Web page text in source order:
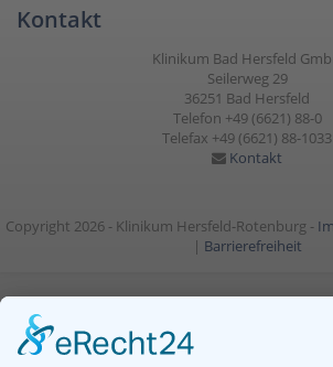
Kontakt
Klinikum Bad Hersfeld
Seilerweg 29
36251 Bad Hersfeld
Telefon +49 (6621) 88-0
Telefax +49 (6621) 88-1033
Kontakt
Copyright 2026 - Klinikum Hersfeld-Rotenburg -
| Barrierefreiheit